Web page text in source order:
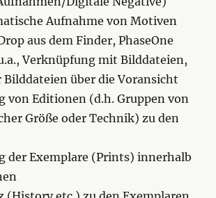
Aufnahme von Motiven
aus dem Finder, PhaseOne
Verknüpfung mit Bilddateien,
Bilddateien über die Voransicht
von Editionen (d.h. Gruppen von
Größe oder Technik) zu den
der Exemplare (Prints) innerhalb